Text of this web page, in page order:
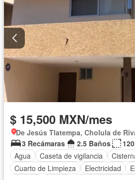
$ 15,500 MXN/mes
De Jesús Tlatempa, Cholula de
3 Recámaras
2.5 Baños
Agua
Caseta de vigilancia
Cuarto de Limpieza
Electricidad